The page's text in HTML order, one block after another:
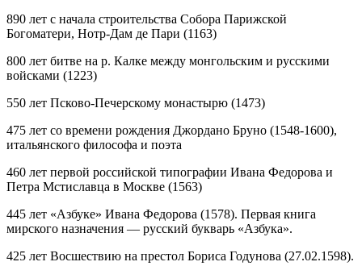
890 лет с начала строительства Собора Парижской
Богоматери, Нотр-Дам де Пари (1163)
800 лет битве на р. Калке между монгольским и русскими
войсками (1223)
550 лет Псково-Печерскому монастырю (1473)
475 лет со времени рождения Джордано Бруно (1548-1600),
итальянского философа и поэта
460 лет первой российской типографии Ивана Федорова и
Петра Мстиславца в Москве (1563)
445 лет «Азбуке» Ивана Федорова (1578). Первая книга
мирского назначения — русский букварь «Азбука».
425 лет Восшествию на престол Бориса Годунова (27.02.1598).